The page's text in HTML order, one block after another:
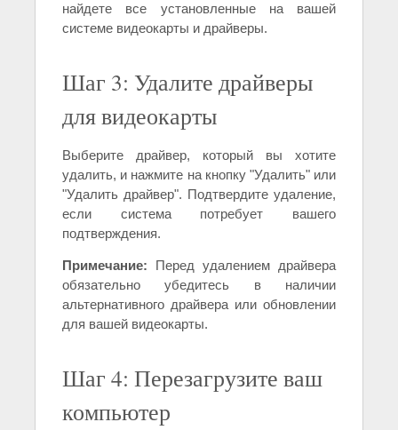
найдете все установленные на вашей
системе видеокарты и драйверы.
Шаг 3: Удалите драйверы
для видеокарты
Выберите драйвер, который вы хотите
удалить, и нажмите на кнопку "Удалить" или
"Удалить драйвер". Подтвердите удаление,
если система потребует вашего
подтверждения.
Примечание: Перед удалением драйвера
обязательно убедитесь в наличии
альтернативного драйвера или обновлении
для вашей видеокарты.
Шаг 4: Перезагрузите ваш
компьютер